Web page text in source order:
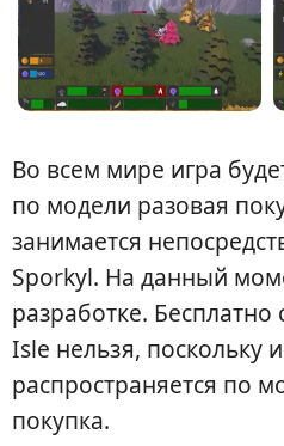
Во всем мире игра
по модели разовая
занимается
Sporkyl. На данный
разработке.
Isle нельзя, поскольку
распространяется по
покупка.